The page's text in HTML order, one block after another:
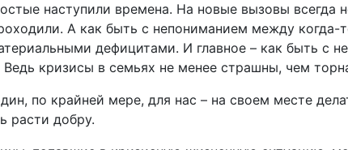
наступили времена. На новые вызовы всегда
А как быть с непониманием между
дефицитами. И главное –как быть с
Ведь кризисы в семьях не менее страшны, чем
по крайней мере, для нас –на своем месте
расти добру.